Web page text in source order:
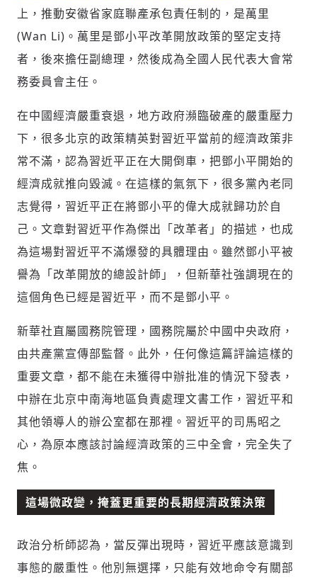
請輸入發送到 的驗證碼
將此文章當作禮物
將此文章當作禮物
上，推動安徽省家庭聯產承包責任制的，是萬里
(Wan Li)。萬里是鄧小平改革開放政策的堅定支持
者，後來擔任副總理，然後成為全國人民代表大會常
務委員會主任。
在中國經濟嚴重衰退，地方政府瀕臨破產的嚴重壓力
下，很多北京的政策精英對習近平當前的經濟政策非
常不滿，認為習近平正在大開倒車，把鄧小平開始的
經濟成就推向毀滅。在這樣的氣氛下，很多黨內老同
志覺得，習近平正在將鄧小平的偉大成就歸功於自
己。文章對習近平作為傑出「改革者」的描述，也成
為這場對習近平不滿爆發的具體理由。雖然鄧小平被
譽為「改革開放的總設計師」，但新華社強調現在的
這個角色已經是習近平，而不是鄧小平。
新華社直屬國務院管理，國務院屬於中國中央政府，
由共產黨宣傳部監督。此外，任何像這篇評論這樣的
重要文章，都不能在未獲得中辦批准的情況下發表，
中辦在北京中南海地區負責處理文書工作，習近平和
其他領導人的辦公室都在那裡。習近平的司馬昭之
心，為原本應該討論經濟政策的三中全會，完全失了
焦。
這場微政變，掩蓋更重要的長期經濟政策決策
政治分析師認為，當反彈出現時，習近平應該意識到
事態的嚴重性。他別無選擇，只能有效地命令有關部
邀請會員
分享
參與深度對談的交流原則：
運用段落闡述想法：表達觀點清楚結構，讓
多元領域交流更有脈絡化
討論聚焦議題本身：尊重不同角度的內容、
觀點，以及言論
禁止歧視性的言論：不對他人種族、宗教、
性別等身份，發表歧視言論
嚇、髒話、威脅、性暗示等文字
陪你從「科技+人文」視角，深入國際政經脈動
35元/週解鎖付費會員專屬內容